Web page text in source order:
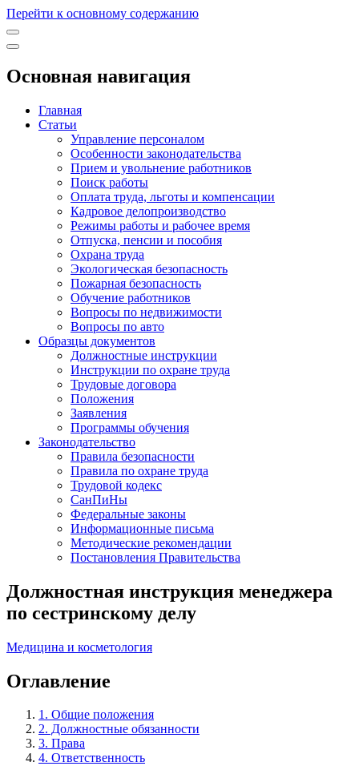
Перейти к основному содержанию
Основная навигация
Главная
Статьи
Управление персоналом
Особенности законодательства
Прием и увольнение работников
Поиск работы
Оплата труда, льготы и компенсации
Кадровое делопроизводство
Режимы работы и рабочее время
Отпуска, пенсии и пособия
Охрана труда
Экологическая безопасность
Пожарная безопасность
Обучение работников
Вопросы по недвижимости
Вопросы по авто
Образцы документов
Должностные инструкции
Инструкции по охране труда
Трудовые договора
Положения
Заявления
Программы обучения
Законодательство
Правила безопасности
Правила по охране труда
Трудовой кодекс
СанПиНы
Федеральные законы
Информационные письма
Методические рекомендации
Постановления Правительства
Должностная инструкция менеджера
по сестринскому делу
Медицина и косметология
Оглавление
1. Общие положения
2. Должностные обязанности
3. Права
4. Ответственность